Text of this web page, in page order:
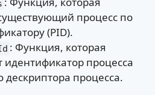
процесс по
(PID).
: Функция, которая
идентификатор процесса
дескриптора процесса.